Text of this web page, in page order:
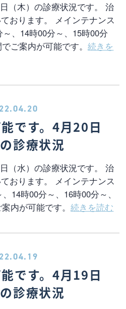
（木）の診療状況です。 治
おります。 メインテナンス
、14時00分～、15時00分
ご案内が可能です。続きを
です。4月20日
の診療状況
（水）の診療状況です。 治
おります。 メインテナンス
14時00分～、16時00分～、
内が可能です。続きを読む
です。4月19日
の診療状況